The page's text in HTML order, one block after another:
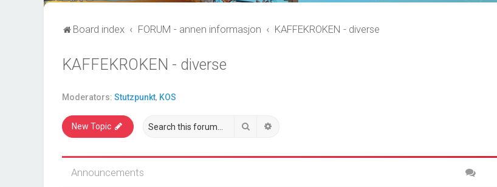
Board index FORUM - annen informasjon KAFFEKROKEN - diverse
KAFFEKROKEN - diverse
Moderators: Stutzpunkt, KOS
New Topic Search
Announcements